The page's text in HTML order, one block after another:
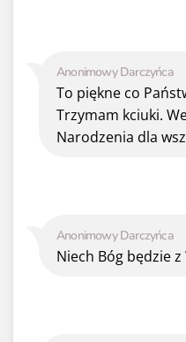
Anonimowy Darczyńca
Niech Bóg będzie z
Anonimowy Darczyńca
To piękne co
Trzymam kciuki.
Narodzenia dla